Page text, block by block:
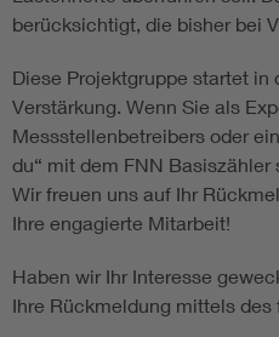
berücksichtigt, die bisher bei
Diese Projektgruppe startet in
Verstärkung. Wenn Sie als
Messstellenbetreibers oder
du“ mit dem FNN Basiszähler
Wir freuen uns auf Ihr
Ihre engagierte Mitarbeit!
Haben wir Ihr Interesse
Ihre Rückmeldung mittels des